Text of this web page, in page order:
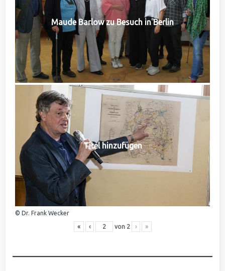
Maude Barlow zu Besuch in Berlin
Titel hinzufügen
© Dr. Frank Wecker
« ‹ von 2 › »